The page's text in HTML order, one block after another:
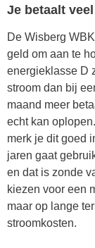
Je betaalt
De Wisberg
geld om aan te
energieklasse D
stroom dan bij
maand meer
echt kan
merk je dit goed
jaren gaat
en dat is zonde
kiezen voor een
maar op lange
stroomkosten.